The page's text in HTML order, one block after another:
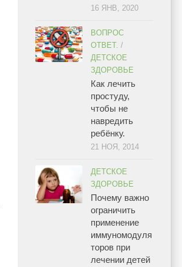
16 ЯНВ, 2020
ВОПРОС
ОТВЕТ. /
ДЕТСКОЕ
ЗДОРОВЬЕ
Как лечить
простуду,
чтобы не
навредить
ребёнку.
21 НОЯ, 2014
ДЕТСКОЕ
ЗДОРОВЬЕ
Почему важно
ограничить
применение
иммуномодуля
торов при
лечении детей